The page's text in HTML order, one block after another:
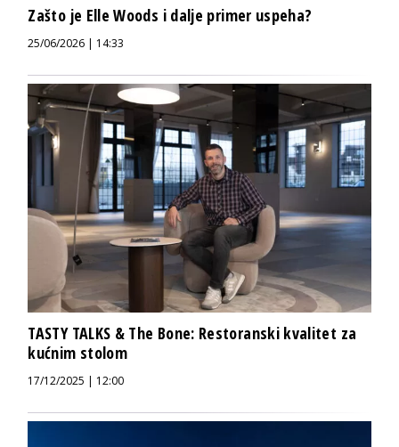
Zašto je Elle Woods i dalje primer uspeha?
25/06/2026 | 14:33
TASTY TALKS & The Bone: Restoranski kvalitet za
kućnim stolom
17/12/2025 | 12:00